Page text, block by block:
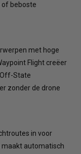
of beboste
met hoge
Flight creëer
State
zonder de drone
in voor
maakt automatisch